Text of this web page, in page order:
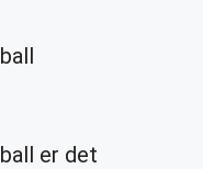
er det